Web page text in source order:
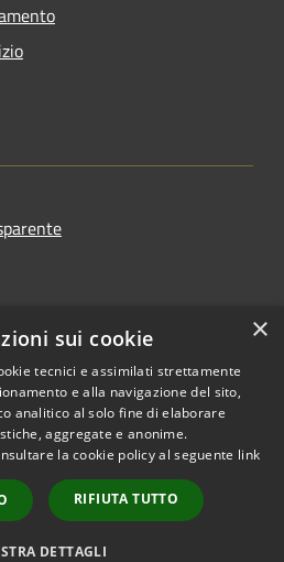
Copyright © 2026 • Comune di
Alcamo • Powered by
Municipium•
Accesso
redazione
×
sui cookie
tecnici e assimilati strettamente
e alla navigazione del sito,
analitico al solo fine di elaborare
aggregate e anonime.
la cookie policy al seguente link
RIFIUTA TUTTO
DETTAGLI